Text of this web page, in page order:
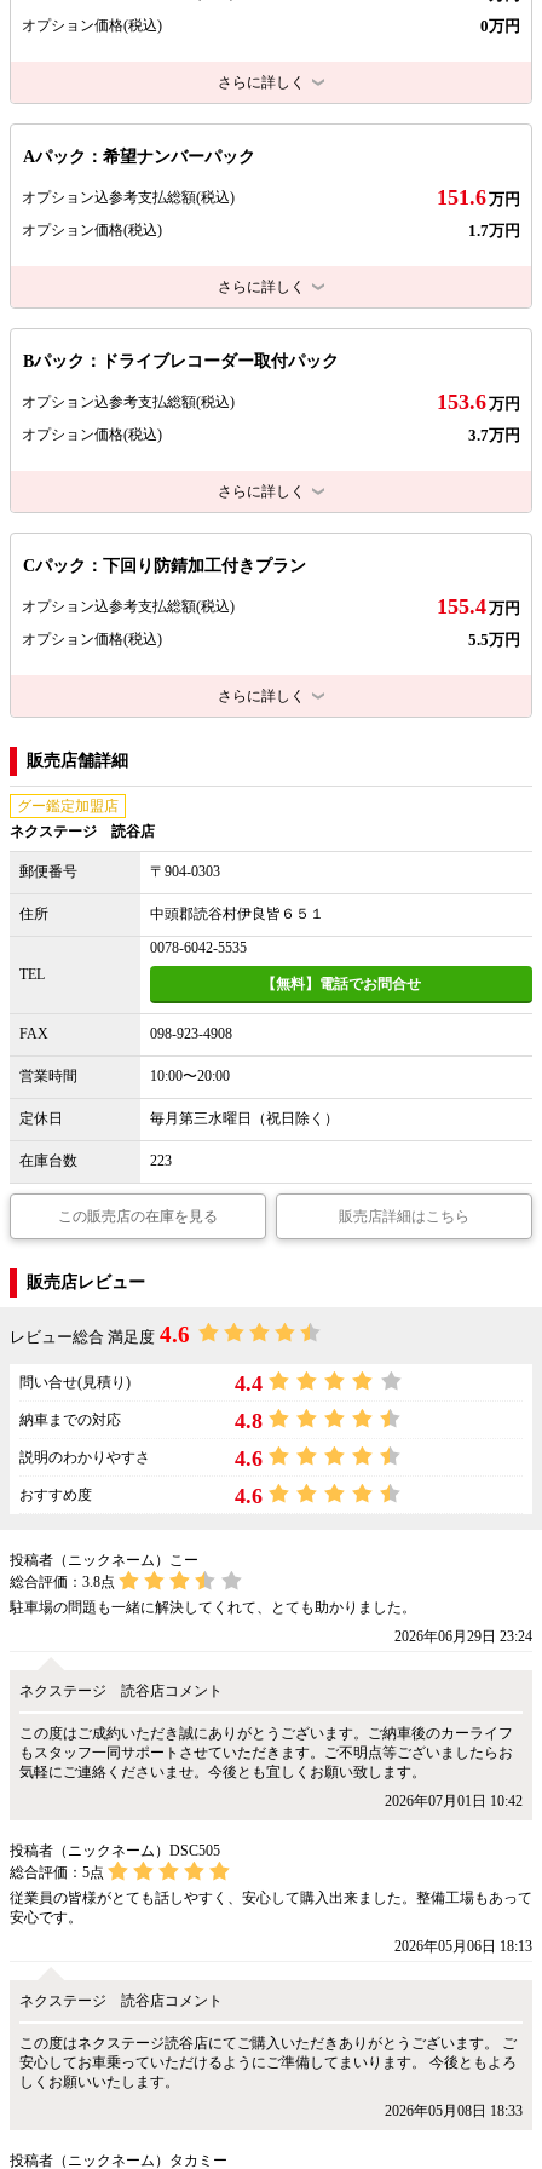
オプション価格(税込) 0万円
さらに詳しく
Aパック：希望ナンバーパック
オプション込参考支払総額(税込) 151.6万円
オプション価格(税込) 1.7万円
さらに詳しく
Bパック：ドライブレコーダー取付パック
オプション込参考支払総額(税込) 153.6万円
オプション価格(税込) 3.7万円
さらに詳しく
Cパック：下回り防錆加工付きプラン
オプション込参考支払総額(税込) 155.4万円
オプション価格(税込) 5.5万円
さらに詳しく
販売店舗詳細
グー鑑定加盟店
ネクステージ 読谷店
郵便番号 〒904-0303
住所 中頭郡読谷村伊良皆６５１
TEL
0078-6042-5535
【無料】電話でお問合せ
FAX 098-923-4908
営業時間 10:00〜20:00
定休日 毎月第三水曜日（祝日除く）
在庫台数 223
この販売店の在庫を見る 販売店詳細はこちら
販売店レビュー
レビュー総合 満足度 4.6
問い合せ(見積り) 4.4
納車までの対応 4.8
説明のわかりやすさ 4.6
おすすめ度 4.6
投稿者（ニックネーム）こー
総合評価： 3.8点
駐車場の問題も一緒に解決してくれて、とても助かりました。
2026年06月29日 23:24
ネクステージ 読谷店コメント
この度はご成約いただき誠にありがとうございます。ご納車後のカーライフ
もスタッフ一同サポートさせていただきます。ご不明点等ございましたらお
気軽にご連絡くださいませ。今後とも宜しくお願い致します。
2026年07月01日 10:42
投稿者（ニックネーム）DSC505
総合評価： 5点
従業員の皆様がとても話しやすく、安心して購入出来ました。整備工場もあって
安心です。
2026年05月06日 18:13
ネクステージ 読谷店コメント
この度はネクステージ読谷店にてご購入いただきありがとうございます。 ご
安心してお車乗っていただけるようにご準備してまいります。 今後ともよろ
しくお願いいたします。
2026年05月08日 18:33
投稿者（ニックネーム）タカミー